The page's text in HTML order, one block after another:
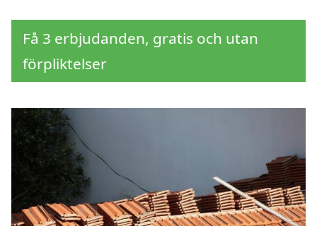
Få 3 erbjudanden, gratis och utan
förpliktelser